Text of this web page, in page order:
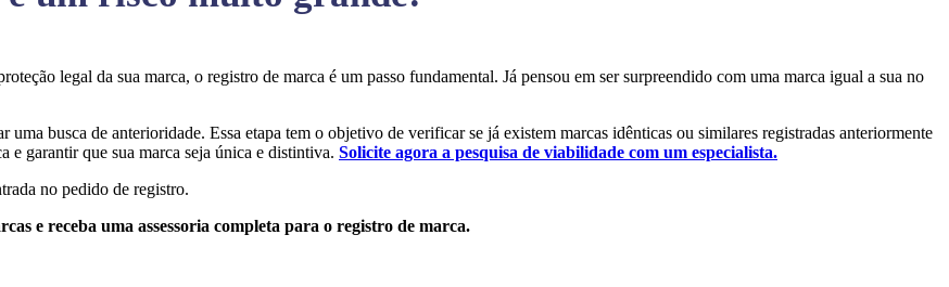
legal da sua marca, o registro de marca é um passo fundamental. Já pensou em ser surpreendido com uma marca igual a sua no
uma busca de anterioridade. Essa etapa tem o objetivo de verificar se já existem marcas idênticas ou similares registradas anteriormente
e garantir que sua marca seja única e distintiva. Solicite agora a pesquisa de viabilidade com um especialista.
no pedido de registro.
e receba uma assessoria completa para o registro de marca.